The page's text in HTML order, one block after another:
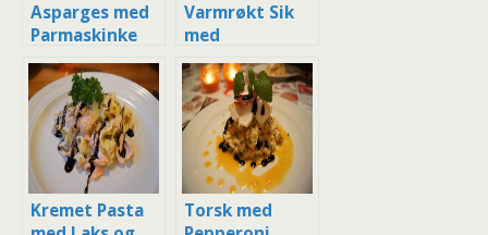
Asparges med
Parmaskinke
og
Hollandaisesau
s – klassisk
forrett
Varmrøkt Sik
med
Mandelpotetm
os, syrlig
Dillsaus og
sprø Salat
Kremet Pasta
Torsk med